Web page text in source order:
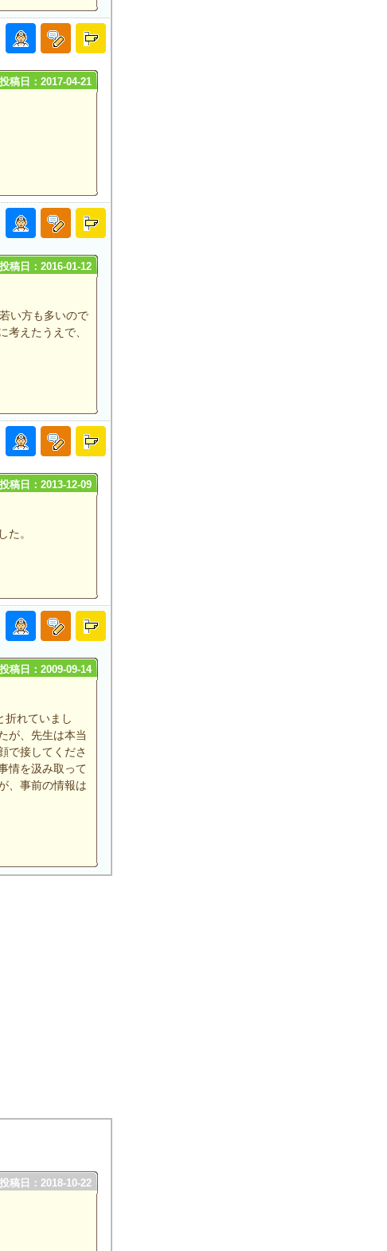
投稿日：2017-04-21
投稿日：2016-01-12
い方も多いので
えたうえで、
投稿日：2013-12-09
。
投稿日：2009-09-14
折れていまし
が、先生は本当
で接してくださ
情を汲み取って
、事前の情報は
投稿日：2018-10-22